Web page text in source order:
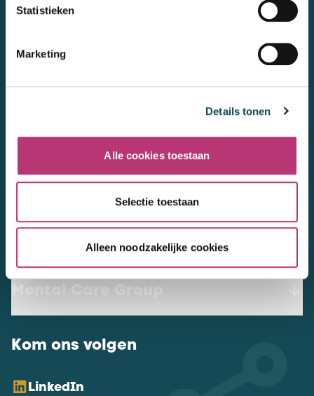
Statistieken
Marketing
Details tonen
Alle cookies toestaan
Selectie toestaan
Alleen noodzakelijke cookies
Mental Care Group
Polanerbaan 3
NL Mental Care Group B.V.:
KvK:76188132
Vacatures
Mental Care Group
Kom ons volgen
LinkedIn